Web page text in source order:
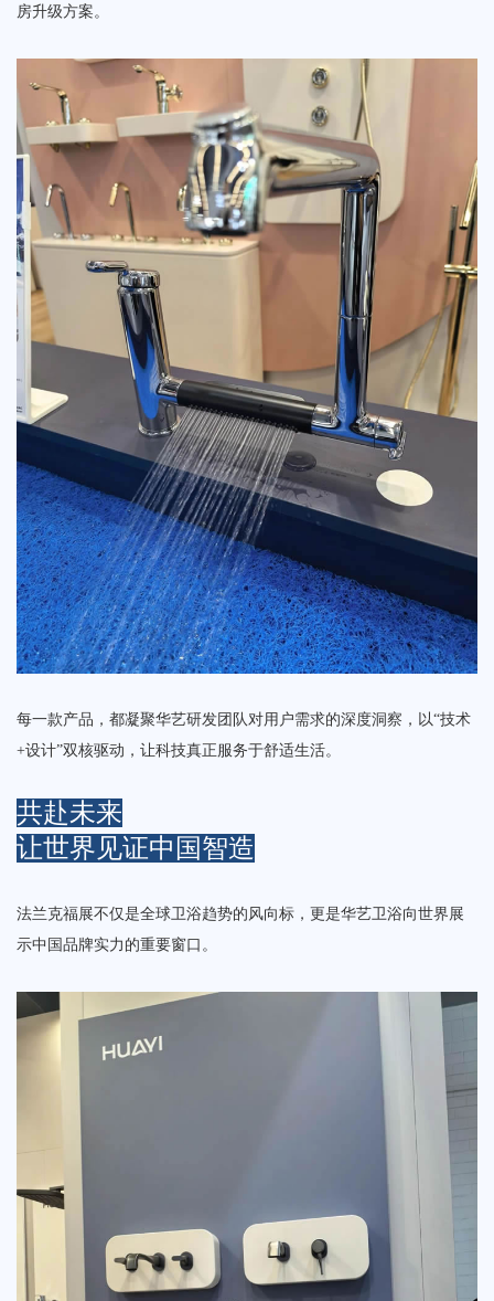
房升级方案。
每一款产品，都凝聚华艺研发团队对用户需求的深度洞察，以“技术
+设计”双核驱动，让科技真正服务于舒适生活。
共赴未来
让世界见证中国智造
法兰克福展不仅是全球卫浴趋势的风向标，更是华艺卫浴向世界展
示中国品牌实力的重要窗口。